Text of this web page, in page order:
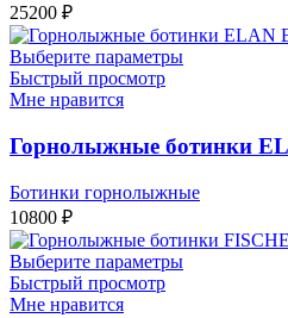
25200 ₽
Выберите параметры
Быстрый просмотр
Мне нравится
Горнолыжные ботинки
Ботинки горнолыжные
10800 ₽
Выберите параметры
Быстрый просмотр
Мне нравится